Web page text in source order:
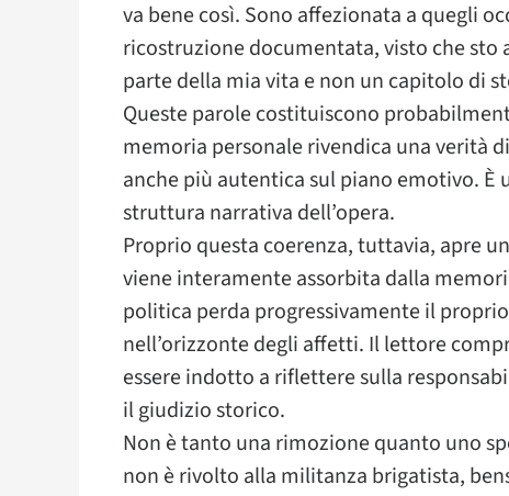
va bene così. Sono affezionata a quegli
ricostruzione documentata, visto che
parte della mia vita e non un capitolo di
Queste parole costituiscono
memoria personale rivendica una verità
anche più autentica sul piano emotivo.
struttura narrativa dell’opera.
Proprio questa coerenza, tuttavia, apre
viene interamente assorbita dalla
politica perda progressivamente il
nell’orizzonte degli affetti. Il lettore
essere indotto a riflettere sulla
il giudizio storico.
Non è tanto una rimozione quanto uno
non è rivolto alla militanza brigatista,